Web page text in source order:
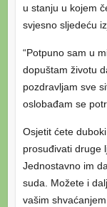
u stanju u kojem
svjesno sljedeću
“Potpuno sam u
dopuštam životu
pozdravljam sve
oslobađam se
Osjetit ćete
prosuđivati druge
Jednostavno im
suda. Možete i
vašim